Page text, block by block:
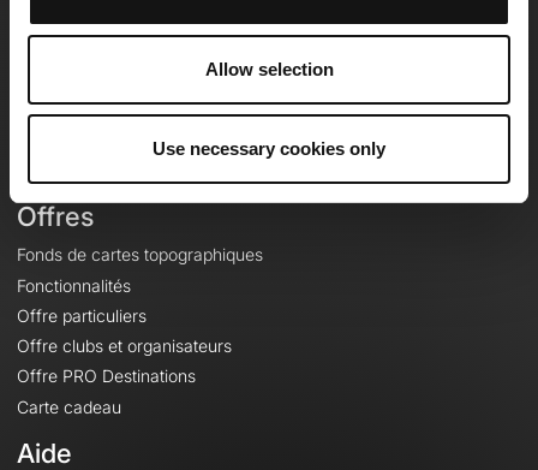
Allow selection
Use necessary cookies only
À propos
Offres
Fonds de cartes topographiques
Fonctionnalités
Offre particuliers
Offre clubs et organisateurs
Offre PRO Destinations
Carte cadeau
Aide